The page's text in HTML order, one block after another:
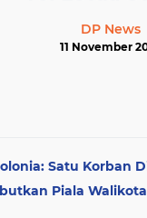
DP News
11 November
Satu Korban
Piala